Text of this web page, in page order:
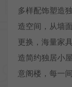
多样配饰塑造
造空间，从墙
更换，海量家
造简约独居小
意阁楼，每一